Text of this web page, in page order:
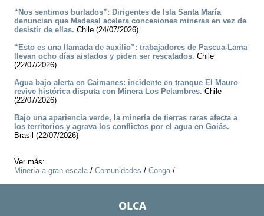
“Nos sentimos burlados”: Dirigentes de Isla Santa María
denuncian que Madesal acelera concesiones mineras en vez de
desistir de ellas. Chile (24/07/2026)
“Esto es una llamada de auxilio”: trabajadores de Pascua-Lama
llevan ocho días aislados y piden ser rescatados. Chile
(22/07/2026)
Agua bajo alerta en Caimanes: incidente en tranque El Mauro
revive histórica disputa con Minera Los Pelambres. Chile
(22/07/2026)
Bajo una apariencia verde, la minería de tierras raras afecta a
los territorios y agrava los conflictos por el agua en Goiás.
Brasil (22/07/2026)
Ver más:
Minería a gran escala/ Comunidades / Conga/
OLCA